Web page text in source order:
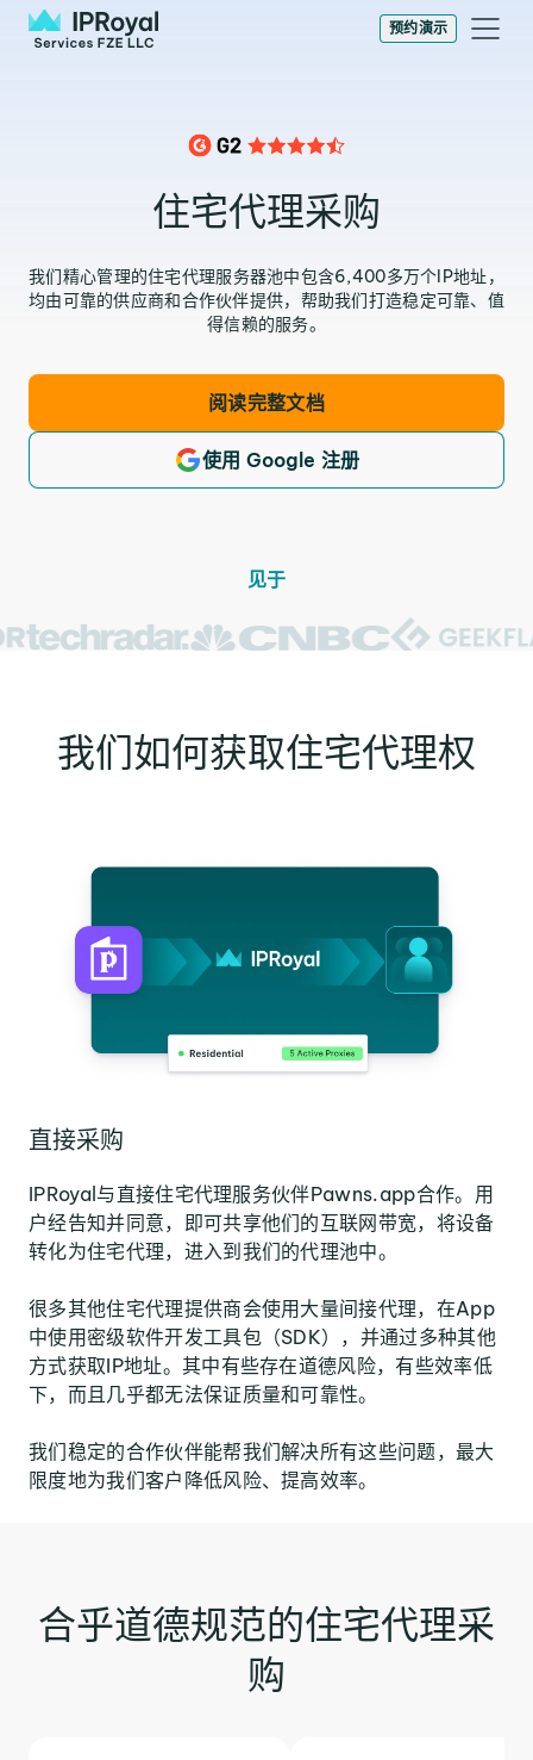
预约演示
住宅代理采购
我们精心管理的住宅代理服务器池中包含6,400多万个IP地址，
均由可靠的供应商和合作伙伴提供，帮助我们打造稳定可靠、值
得信赖的服务。
阅读完整文档
使用 Google 注册
见于
我们如何获取住宅代理权
直接采购
IPRoyal与直接住宅代理服务伙伴Pawns.app合作。用
户经告知并同意，即可共享他们的互联网带宽，将设备
转化为住宅代理，进入到我们的代理池中。
很多其他住宅代理提供商会使用大量间接代理，在App
中使用密级软件开发工具包（SDK），并通过多种其他
方式获取IP地址。其中有些存在道德风险，有些效率低
下，而且几乎都无法保证质量和可靠性。
我们稳定的合作伙伴能帮我们解决所有这些问题，最大
限度地为我们客户降低风险、提高效率。
合乎道德规范的住宅代理采
购